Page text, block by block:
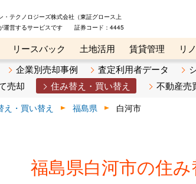
・テクノロジーズ株式会社（東証グロース上
運営するサービスです 証券コード：4445
リースバック 土地活用 賃貸管理 リ
オンライン講座 リビンマガジンBiz
企業別売却事例 査定利用者データ
売却 住み替え・買い替え 不動産売
え・買い替え 福島県 白河市
福島県白河市の住み